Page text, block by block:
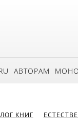
АВТОРАМ
КНИГ